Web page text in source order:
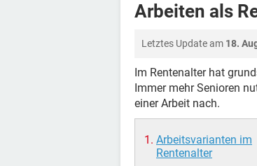
Arbeiten als
Letztes Update am 18.
Im Rentenalter hat
Immer mehr Senioren
einer Arbeit nach.
Arbeitsvarianten im
Rentenalter